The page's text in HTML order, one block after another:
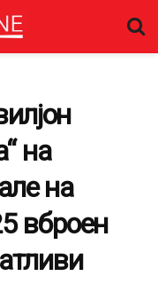
на
на
вброен